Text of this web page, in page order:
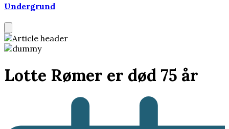
Undergrund
Lotte Rømer er død 75 år